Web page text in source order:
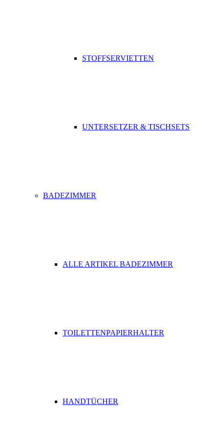
STOFFSERVIETTEN
UNTERSETZER & TISCHSETS
BADEZIMMER
ALLE ARTIKEL BADEZIMMER
TOILETTENPAPIERHALTER
HANDTÜCHER